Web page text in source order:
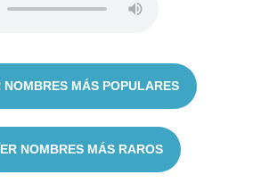
NOMBRES MÁS POPULARES
NOMBRES MÁS RAROS